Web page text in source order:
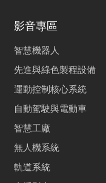
影音專區
智慧機器人
先進與綠色製程設備
運動控制核心系統
自動駕駛與電動車
智慧工廠
無人機系統
軌道系統